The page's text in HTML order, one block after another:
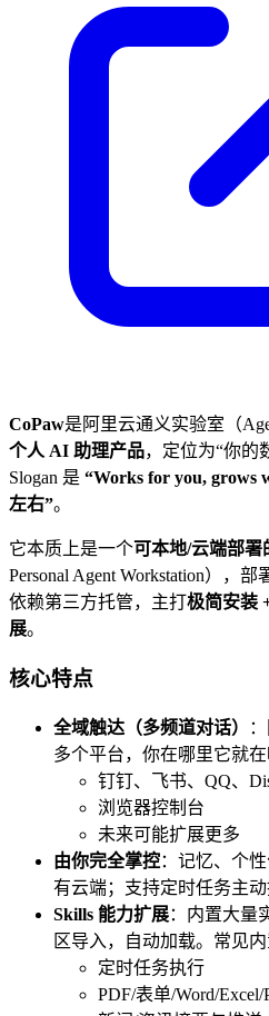
CoPaw是阿里云通义实验室（
个人 AI 助理产品，定位为“你的
Slogan 是 “Works for you, grows
左右”。
它本质上是一个可本地/云端部署
Personal Agent Workstation），
依赖第三方托管，主打极简安装
展。
核心特点
全域触达（多频道对话）
多个平台，你在哪里它就
钉钉、飞书、QQ、
浏览器控制台
未来可能扩展更多
由你完全掌控：记忆、个
有云端；支持定时任务主
Skills 能力扩展：内置大量
区导入，自动加载。常见内
定时任务执行
PDF/表单/Word/Excel/